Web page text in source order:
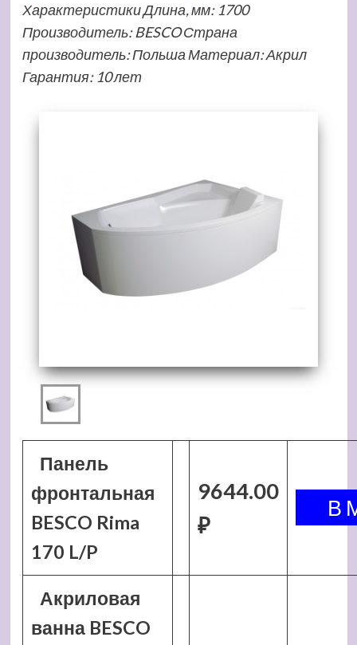
Характеристики Длина, мм: 1700
Производитель: BESCO Страна
производитель: Польша Материал: Акрил
Гарантия: 10 лет
Панель
фронтальная
BESCO Rima
170 L/P
9644.00
₽
Акриловая
ванна BESCO